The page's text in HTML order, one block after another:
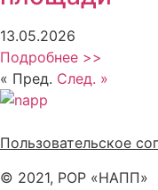
13.05.2026
Подробнее >>
« Пред. След. »
Пользовательское
© 2021, РОР «НАПП»